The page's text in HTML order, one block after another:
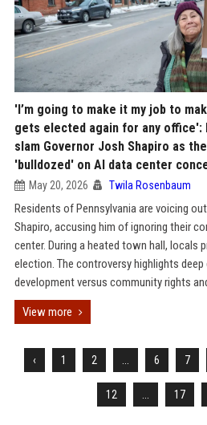
'I’m going to make it my job to
gets elected again for any office':
slam Governor Josh Shapiro as
'bulldozed' on AI data center
May 20, 2026 Twila Rosenbaum
Residents of Pennsylvania are voicing
Shapiro, accusing him of ignoring their
center. During a heated town hall, locals
election. The controversy highlights
development versus community rights
View more
‹ 1 2 6 7
12 17